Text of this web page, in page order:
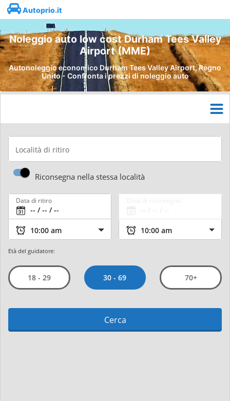
Autoprio.it
Noleggio auto low cost Durham Tees Valley
Airport (MME)
Autonoleggio economico Durham Tees Valley Airport, Regno
Unito - Confronta i prezzi di noleggio auto
Località di ritiro
Riconsegna nella stessa località
Data di ritiro
Età del guidatore:
18 - 29 30 - 69 70+
Cerca